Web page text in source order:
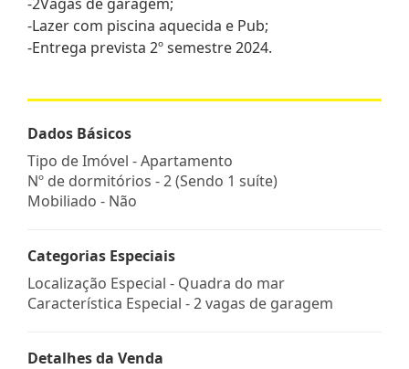
-Lazer com piscina aquecida e Pub;
-Entrega prevista 2º semestre 2024.
Dados Básicos
Tipo de Imóvel - Apartamento
Nº de dormitórios - 2 (Sendo 1 suíte)
Mobiliado - Não
Categorias Especiais
Localização Especial - Quadra do mar
Característica Especial - 2 vagas de garagem
Detalhes da Venda